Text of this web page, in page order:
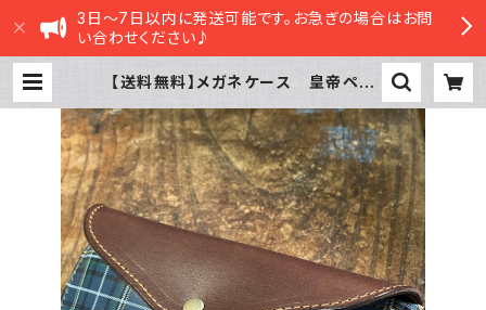
3日～7日以内に発送可能です。お急ぎの場合はお問
い合わせください♪
【送料無料】メガネケース 皇帝ペン
ック エンペラー ペンギン ぺんぎ
ん 栃木レザー | sasatte STORE
|ささってストア